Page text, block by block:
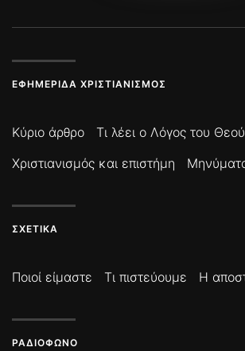
ΕΦΗΜΕΡΊΔΑ ΧΡΙΣΤΙΑΝΙΣΜΌΣ
Κύριο άρθρο Τι λέει ο Λόγος του Θεού
Χριστιανισμός και επιστήμη
ΣΧΕΤΙΚΆ
Ποιοί είμαστε Τι πιστεύουμε Η
ΡΑΔΙΌΦΩΝΟ